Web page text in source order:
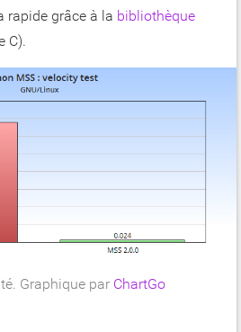
rapide grâce à la bibliothèque
C).
Graphique par ChartGo